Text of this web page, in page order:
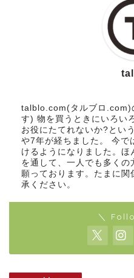
talblo.com(タルブロ
す) 物を買うときにいろい
お役にたてれないか?とい
や7年が経ちました。 今で
けるようになりました。
を通して、一人でも多く
願っております。たまに関
承ください。
＼